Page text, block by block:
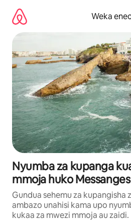
kwenda
kwenye
maudhui
Weka
Nyumba za kupanga
mmoja huko Messanges
Gundua sehemu za kupangisha
ambazo unahisi kama upo
kukaa za mwezi mmoja au zaidi.